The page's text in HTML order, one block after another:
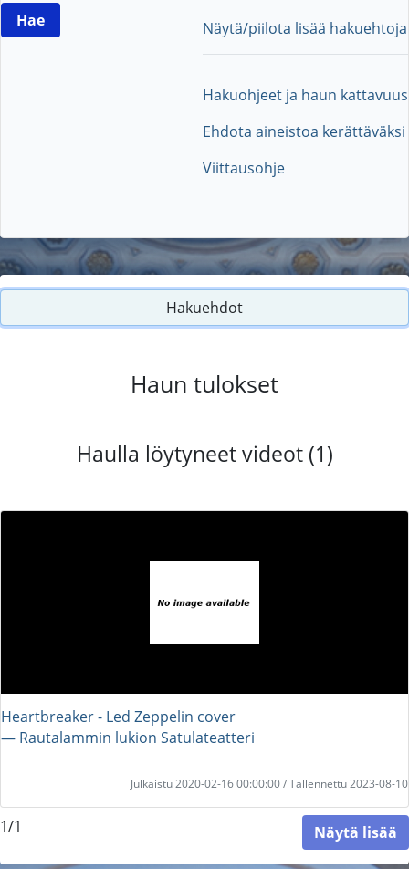
Näytä/piilota lisää hakuehtoja
Hakuohjeet ja haun kattavuus
Ehdota aineistoa kerättäväksi
Viittausohje
Hakuehdot
Haun tulokset
Haulla löytyneet videot (1)
Heartbreaker - Led Zeppelin cover
― Rautalammin lukion Satulateatteri
Julkaistu 2020-02-16 00:00:00 / Tallennettu 2023-08-10
1/1 Näytä lisää